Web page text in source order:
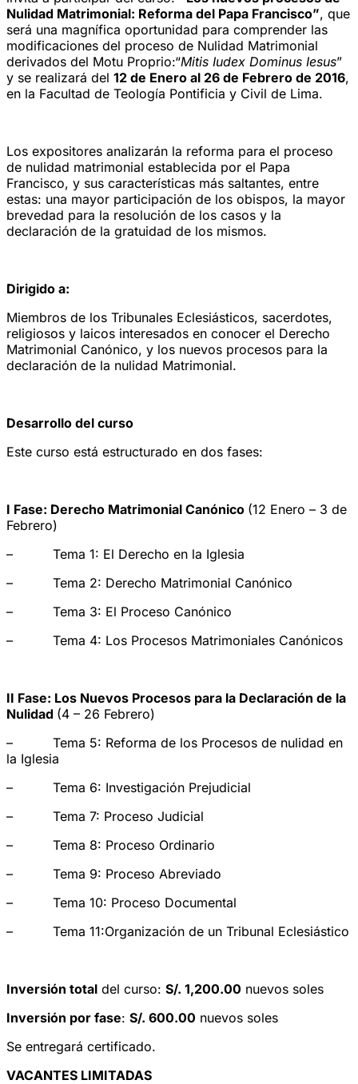
Nulidad Matrimonial: Reforma del Papa Francisco”, que
será una magnífica oportunidad para comprender las
modificaciones del proceso de Nulidad Matrimonial
derivados del Motu Proprio:“Mitis Iudex Dominus Iesus”
y se realizará del 12 de Enero al 26 de Febrero de 2016,
en la Facultad de Teología Pontificia y Civil de Lima.
Los expositores analizarán la reforma para el proceso
de nulidad matrimonial establecida por el Papa
Francisco, y sus características más saltantes, entre
estas: una mayor participación de los obispos, la mayor
brevedad para la resolución de los casos y la
declaración de la gratuidad de los mismos.
Dirigido a:
Miembros de los Tribunales Eclesiásticos, sacerdotes,
religiosos y laicos interesados en conocer el Derecho
Matrimonial Canónico, y los nuevos procesos para la
declaración de la nulidad Matrimonial.
Desarrollo del curso
Este curso está estructurado en dos fases:
I Fase: Derecho Matrimonial Canónico (12 Enero – 3 de
Febrero)
– Tema 1: El Derecho en la Iglesia
– Tema 2: Derecho Matrimonial Canónico
– Tema 3: El Proceso Canónico
– Tema 4: Los Procesos Matrimoniales Canónicos
II Fase: Los Nuevos Procesos para la Declaración de la
Nulidad (4 – 26 Febrero)
– Tema 5: Reforma de los Procesos de nulidad en
la Iglesia
– Tema 6: Investigación Prejudicial
– Tema 7: Proceso Judicial
– Tema 8: Proceso Ordinario
– Tema 9: Proceso Abreviado
– Tema 10: Proceso Documental
– Tema 11:Organización de un Tribunal Eclesiástico
Inversión total del curso: S/. 1,200.00 nuevos soles
Inversión por fase: S/. 600.00 nuevos soles
Se entregará certificado.
VACANTES LIMITADAS